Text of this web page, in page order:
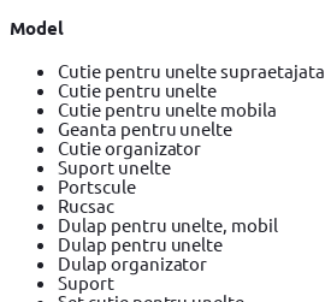
Model
Cutie pentru unelte supraetajata
Cutie pentru unelte
Cutie pentru unelte mobila
Geanta pentru unelte
Cutie organizator
Suport unelte
Portscule
Rucsac
Dulap pentru unelte, mobil
Dulap pentru unelte
Dulap organizator
Suport